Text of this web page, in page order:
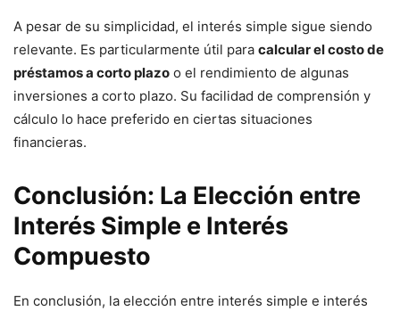
A pesar de su simplicidad, el interés simple sigue siendo
relevante. Es particularmente útil para calcular el costo de
préstamos a corto plazo o el rendimiento de algunas
inversiones a corto plazo. Su facilidad de comprensión y
cálculo lo hace preferido en ciertas situaciones
financieras.
Conclusión: La Elección entre
Interés Simple e Interés
Compuesto
En conclusión, la elección entre interés simple e interés